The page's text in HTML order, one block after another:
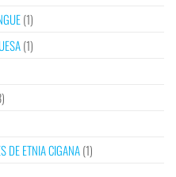
(1)
(1)
DE ETNIA CIGANA(1)